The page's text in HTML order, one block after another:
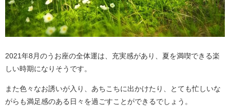
2021年8月のうお座の全体運は、充実感があり、夏を満喫できる楽
しい時期になりそうです。
また色々なお誘いが入り、あちこちに出かけたり、とても忙しいな
がらも満足感のある日々を過ごすことができるでしょう。